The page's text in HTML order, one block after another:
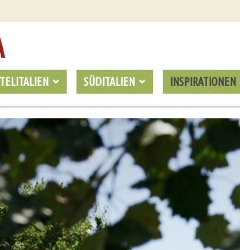
SÜDITALIEN INSPIRATIONEN